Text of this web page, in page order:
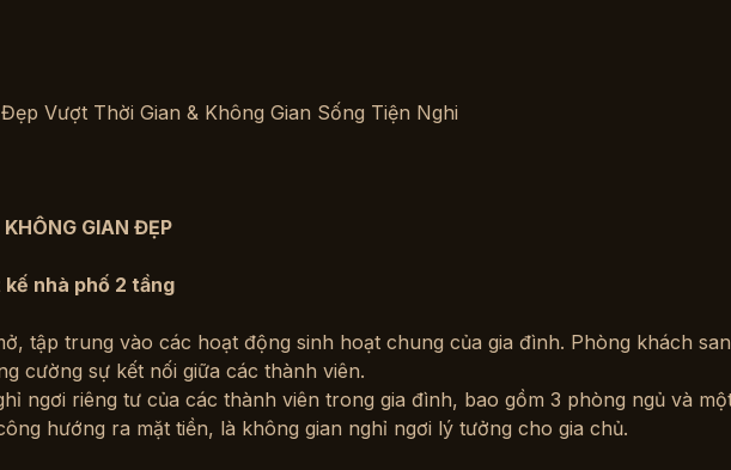
Vượt Thời Gian & Không Gian Sống Tiện Nghi
GIAN ĐẸP
nhà phố 2 tầng
tập trung vào các hoạt động sinh hoạt chung của gia đình. Phòng khách
cường sự kết nối giữa các thành viên.
ngơi riêng tư của các thành viên trong gia đình, bao gồm 3 phòng ngủ và
hướng ra mặt tiền, là không gian nghỉ ngơi lý tưởng cho gia chủ.